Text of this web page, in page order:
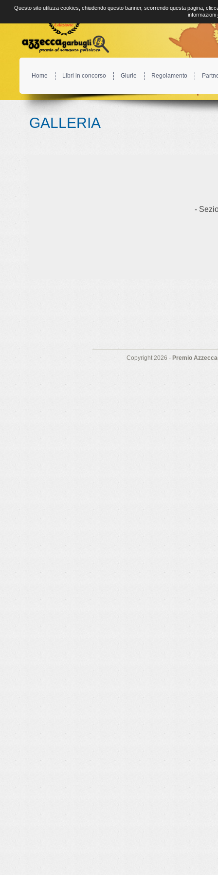
Home Libri in concorso Giurie Regolamento
GALLERIA
-
Copyright 2026 - Premio
Questo sito utilizza cookies, chiudendo questo banner, scorrendo questa pagina,
informazioni